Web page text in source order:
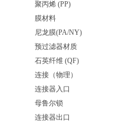
聚丙烯 (PP)
膜材料
尼龙膜(PA/NY)
预过滤器材质
石英纤维 (QF)
连接（物理）
连接器入口
母鲁尔锁
连接器出口